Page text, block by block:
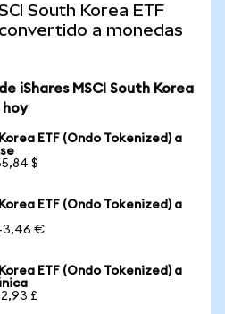
South Korea ETF
a monedas
iShares MSCI South Korea
hoy
ETF (Ondo Tokenized) a
$
ETF (Ondo Tokenized) a
€
ETF (Ondo Tokenized) a
£